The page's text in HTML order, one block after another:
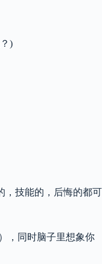
)
，技能的，后悔的都可
，同时脑子里想象你